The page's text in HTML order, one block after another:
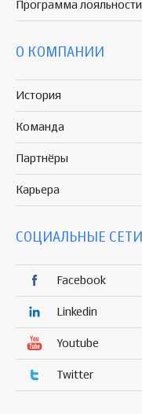
Программа лояльности
О КОМПАНИИ
История
Команда
Партнёры
Карьера
СОЦИАЛЬНЫЕ СЕТИ
Facebook
Linkedin
Youtube
Twitter